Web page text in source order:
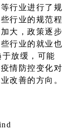
行业进行了规
行业的规范程
大，政策逐步
行业的就业也
放缓，可能
情防控变化对
改善的方向。